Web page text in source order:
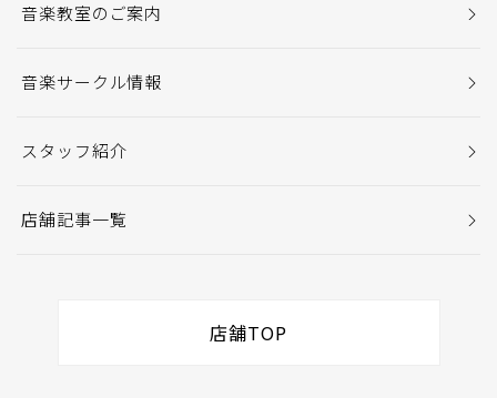
音楽教室のご案内
音楽サークル情報
スタッフ紹介
店舗記事一覧
店舗TOP